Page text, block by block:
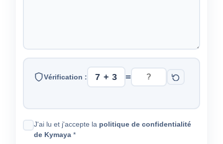
Vérification : 7 + 3 =
J'ai lu et j'accepte la politique de confidentialité
de Kymaya *